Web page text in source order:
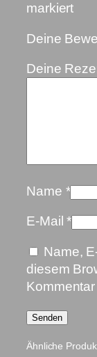
markiert
Deine
Deine
Name *
E-Mail*
Name,
diesem
Ähnliche